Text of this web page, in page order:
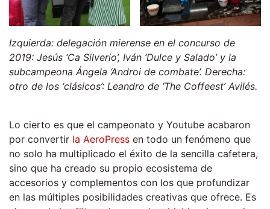
Izquierda: delegación mierense en el concurso de
2019: Jesús ‘Ca Silverio’, Iván ‘Dulce y Salado’ y la
subcampeona Ángela ‘Androi de combate’. Derecha:
otro de los ‘clásicos’: Leandro de ‘The Coffeest’ Avilés.
Lo cierto es que el campeonato y Youtube acabaron
por convertir la AeroPress en todo un fenómeno que
no solo ha multiplicado el éxito de la sencilla cafetera,
sino que ha creado su propio ecosistema de
accesorios y complementos con los que profundizar
en las múltiples posibilidades creativas que ofrece. Es